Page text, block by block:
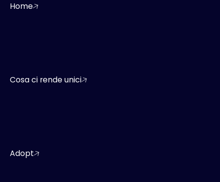
Home
Cosa ci rende unici
Adopt